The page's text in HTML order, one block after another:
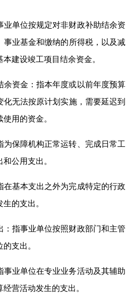
业单位按规定对非财政补助结余资
事业基金和缴纳的所得税，以及减
建设竣工项目结余资金。
余资金：指本年度或以前年度预算
无法按原计划实施，需要延迟到
用的资金。
为保障机构正常运转、完成日常工
公用支出。
在基本支出之外为完成特定的行政
的支出。
：指事业单位按照财政部门和主管
支出。
事业单位在专业业务活动及其辅助
营活动发生的支出。